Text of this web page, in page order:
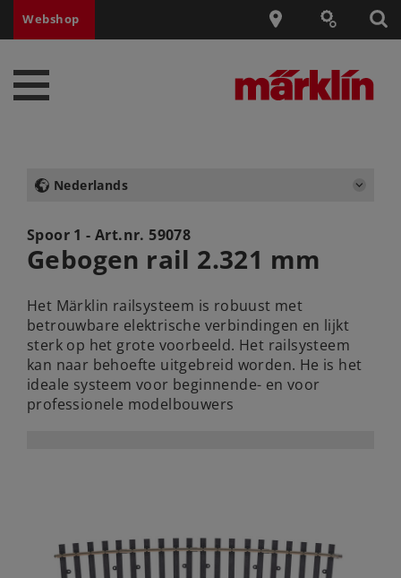
Webshop
Nederlands
Spoor 1 - Art.nr. 59078
Gebogen rail 2.321 mm
Het Märklin railsysteem is robuust met
betrouwbare elektrische verbindingen en lijkt
sterk op het grote voorbeeld. Het railsysteem
kan naar behoefte uitgebreid worden. He is het
ideale systeem voor beginnende- en voor
professionele modelbouwers